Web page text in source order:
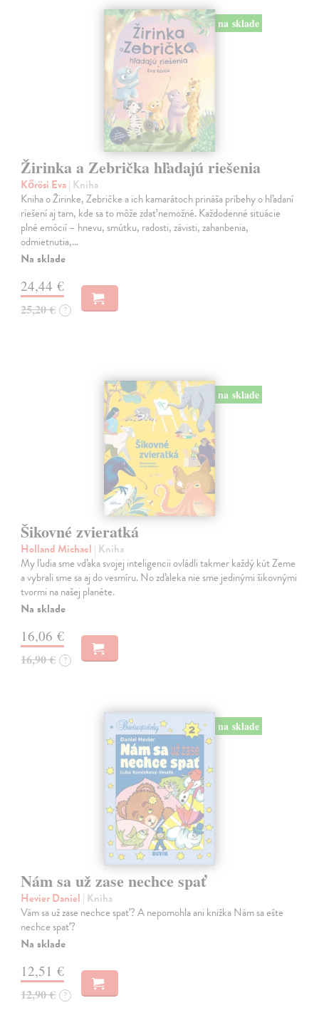
na sklade
Žirinka a Zebrička hľadajú riešenia
Kőrösi Eva| Kniha
Kniha o Žirinke, Zebričke a ich kamarátoch prináša príbehy o hľadaní
riešení aj tam, kde sa to môže zdať nemožné. Každodenné situácie
plné emócií – hnevu, smútku, radosti, závisti, zahanbenia,
odmietnutia,…
Na sklade
24,44 €
25,20 € ?
na sklade
Šikovné zvieratká
Holland Michael | Kniha
My ľudia sme vďaka svojej inteligencii ovládli takmer každý kút Zeme
a vybrali sme sa aj do vesmíru. No zďaleka nie sme jedinými šikovnými
tvormi na našej planéte.
Na sklade
16,06 €
16,90 € ?
na sklade
Nám sa už zase nechce spať
Hevier Daniel | Kniha
Vám sa už zase nechce spať? A nepomohla ani knižka Nám sa ešte
nechce spať?
Na sklade
12,51 €
12,90 € ?